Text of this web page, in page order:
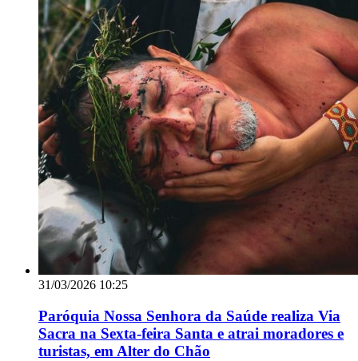
31/03/2026 10:25
Paróquia Nossa Senhora da Saúde realiza Via
Sacra na Sexta-feira Santa e atrai moradores e
turistas, em Alter do Chão